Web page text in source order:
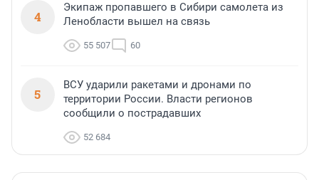
4
Экипаж пропавшего в Сибири самолета из
Ленобласти вышел на связь
55 507 60
5
ВСУ ударили ракетами и дронами по
территории России. Власти регионов
сообщили о пострадавших
52 684